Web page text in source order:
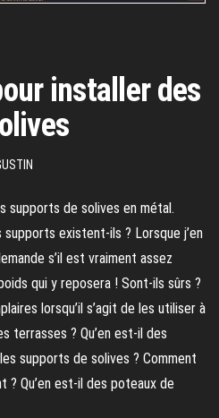
installer des
supports de solives en métal.
existent-ils ? Lorsque j’en
s’il est vraiment assez
qui y reposera ! Sont-ils sûrs ?
lorsqu’il s’agit de les utiliser à
terrasses ? Qu’en est-il des
supports de solives ? Comment
Qu’en est-il des poteaux de